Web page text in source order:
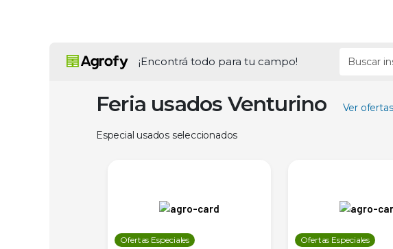
¡Encontrá todo para tu campo!
Feria usados Venturino Ver ofertas
Especial usados seleccionados
Ofertas Especiales Ofertas Especiales